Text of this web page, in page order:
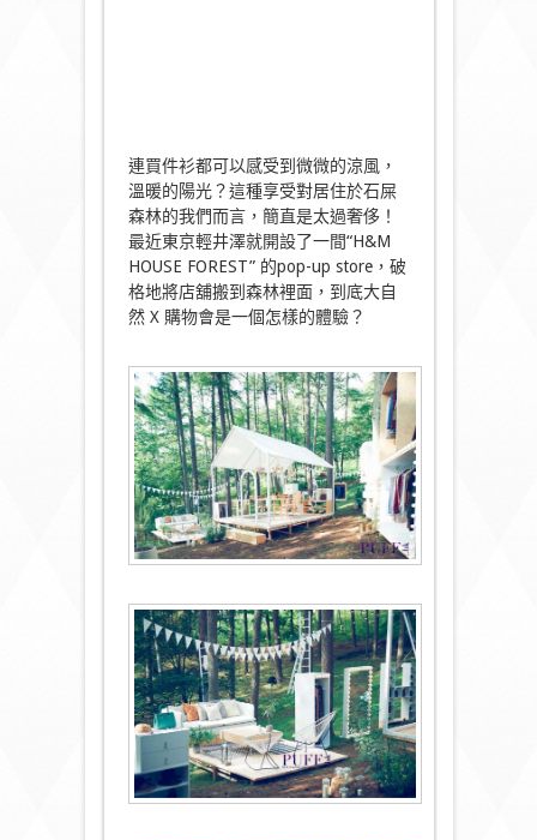
連買件衫都可以感受到微微的涼風，
溫暖的陽光？這種享受對居住於石屎
森林的我們而言，簡直是太過奢侈！
最近東京輕井澤就開設了一間“H&M
HOUSE FOREST” 的pop-up store，破
格地將店舖搬到森林裡面，到底大自
然 X 購物會是一個怎樣的體驗？